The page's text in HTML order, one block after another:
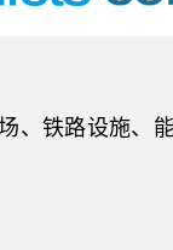
、铁路设施、